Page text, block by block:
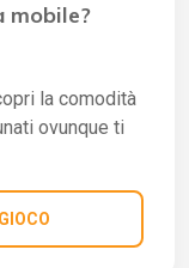
mobile?
la comodità
ovunque ti